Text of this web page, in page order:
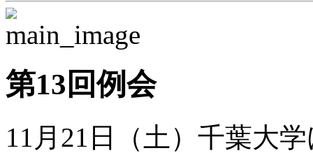
第13回例会
11月21日（土）千葉大